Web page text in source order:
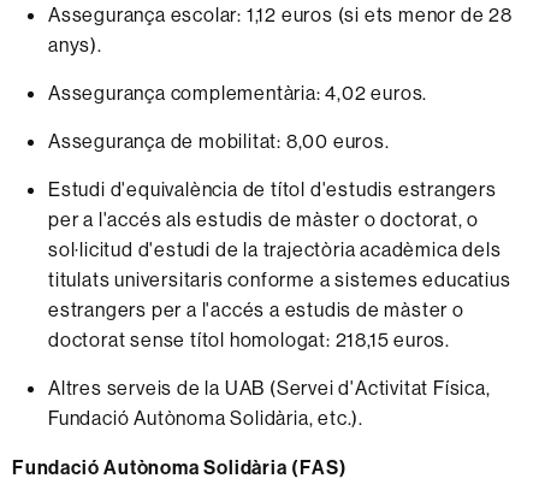
Assegurança escolar: 1,12 euros (si ets menor de 28
anys).
Assegurança complementària: 4,02 euros.
Assegurança de mobilitat: 8,00 euros.
Estudi d'equivalència de títol d'estudis estrangers
per a l'accés als estudis de màster o doctorat, o
sol·licitud d'estudi de la trajectòria acadèmica dels
titulats universitaris conforme a sistemes educatius
estrangers per a l'accés a estudis de màster o
doctorat sense títol homologat: 218,15 euros.
Altres serveis de la UAB (Servei d'Activitat Física,
Fundació Autònoma Solidària, etc.).
Fundació Autònoma Solidària (FAS)